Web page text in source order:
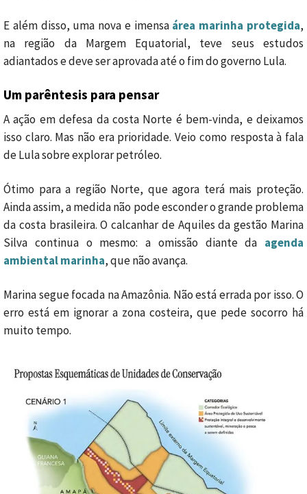
E além disso, uma nova e imensa área marinha protegida,
na região da Margem Equatorial, teve seus estudos
adiantados e deve ser aprovada até o fim do governo Lula.
Um parêntesis para pensar
A ação em defesa da costa Norte é bem-vinda, e deixamos
isso claro. Mas não era prioridade. Veio como resposta à fala
de Lula sobre explorar petróleo.
Ótimo para a região Norte, que agora terá mais proteção.
Ainda assim, a medida não pode esconder o grande problema
da costa brasileira. O calcanhar de Aquiles da gestão Marina
Silva continua o mesmo: a omissão diante da agenda
ambiental marinha, que não avança.
Marina segue focada na Amazônia. Não está errada por isso. O
erro está em ignorar a zona costeira, que pede socorro há
muito tempo.